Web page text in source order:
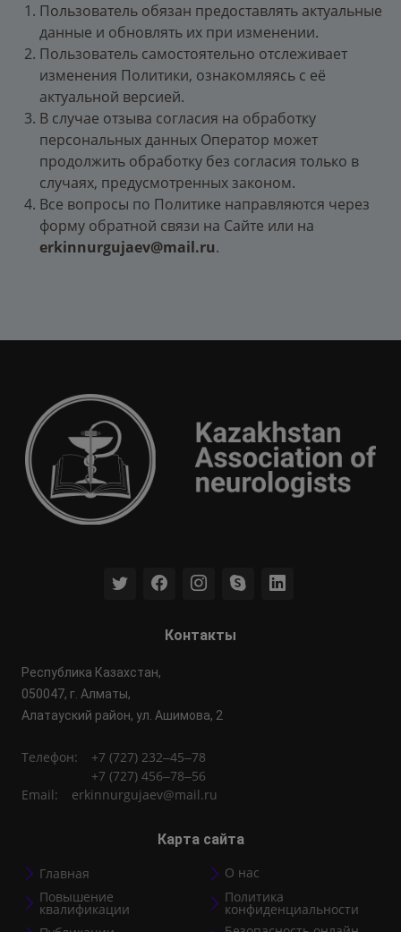
Пользователь обязан предоставлять актуальные
данные и обновлять их при изменении.
Пользователь самостоятельно отслеживает
изменения Политики, ознакомляясь с её
актуальной версией.
В случае отзыва согласия на обработку
персональных данных Оператор может
продолжить обработку без согласия только в
случаях, предусмотренных законом.
Все вопросы по Политике направляются через
форму обратной связи на Сайте или на
erkinnurgujaev@mail.ru.
Контакты
​​Республика Казахстан,
050047, г. Алматы,
Алатауский район, ул. Ашимова, 2
Телефон:
+7 (727) 232‒45‒78
+7 (727) 456‒78‒56
Email:
erkinnurgujaev@mail.ru
Карта сайта
Главная
Повышение
квалификации
O нас
Политика
конфиденциальности